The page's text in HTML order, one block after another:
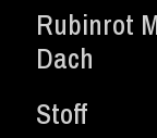
Rubinrot
Dach
Stoff